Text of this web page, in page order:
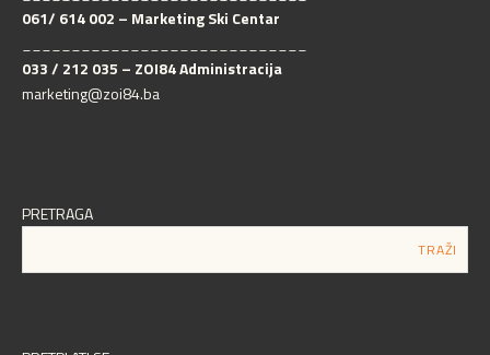
061/ 614 002 – Marketing Ski Centar
033 / 212 035 – ZOI84 Administracija
marketing@zoi84.ba
PRETRAGA